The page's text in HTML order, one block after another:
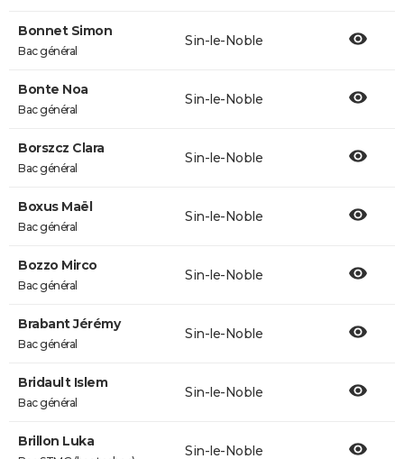
Bonnet Simon
Bac général
Sin-le-Noble
Bonte Noa
Bac général
Sin-le-Noble
Borszcz Clara
Bac général
Sin-le-Noble
Boxus Maël
Bac général
Sin-le-Noble
Bozzo Mirco
Bac général
Sin-le-Noble
Brabant Jérémy
Bac général
Sin-le-Noble
Bridault Islem
Bac général
Sin-le-Noble
Brillon Luka
Sin-le-Noble